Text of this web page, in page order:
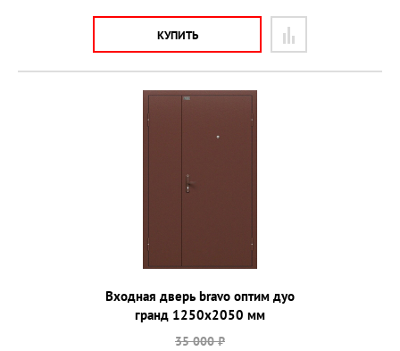
КУПИТЬ
Входная дверь bravo оптим дуо
гранд 1250х2050 мм
35 000 ₽